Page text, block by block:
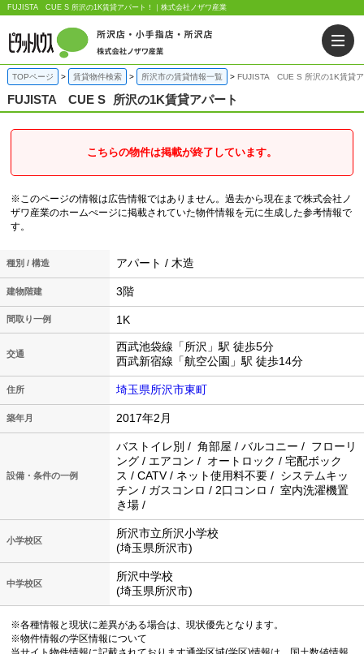
FUJISTA CUE S 所沢の1K賃貸アパート！｜株式会社ノザワ産業
TOPページ 賃貸物件検索 所沢市の賃貸情報一覧 FUJISTA CUE S 所沢の1K賃貸
FUJISTA CUE S 所沢の1K賃貸アパート
こちらの物件は掲載が終了しています。
※このページの情報は広告情報ではありません。過去から現在まで株式会社ノ
ザワ産業のホームぺージに掲載されていた物件情報を元に生成した参考情報で
す。
種別 / 構造 アパート / 木造
建物階建 3階
間取り一例 1K
交通
西武池袋線「所沢」駅 徒歩5分
西武新宿線「航空公園」駅 徒歩14分
住所 埼玉県所沢市東町
築年月 2017年2月
設備・条件の一例
バストイレ別 / 角部屋 / バルコニー / フローリ
ング / エアコン / オートロック / 宅配ボック
ス / CATV / ネット使用料不要 / システムキッ
チン / ガスコンロ / 2口コンロ / 室内洗濯機置
き場 /
小学校区
所沢市立所沢小学校
(埼玉県所沢市)
中学校区
所沢中学校
(埼玉県所沢市)
※各種情報と現状に差異がある場合は、現状優先となります。
※物件情報の学区情報について